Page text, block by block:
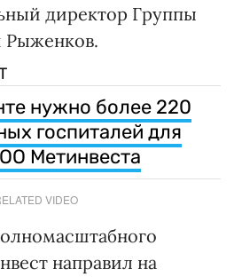
директор Группы
нужно более 220
госпиталей для
Метинвеста
VIDEO
направил на